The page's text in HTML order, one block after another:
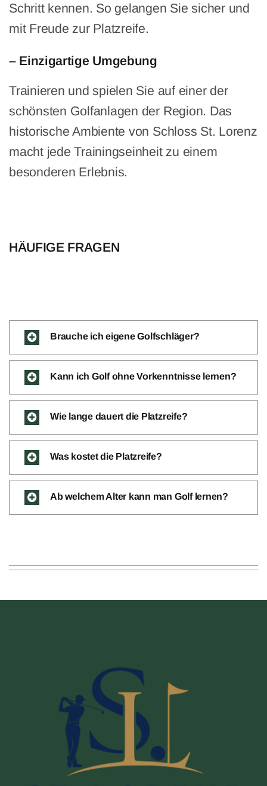
Schritt kennen. So gelangen Sie sicher und
mit Freude zur Platzreife.
– Einzigartige Umgebung
Trainieren und spielen Sie auf einer der
schönsten Golfanlagen der Region. Das
historische Ambiente von Schloss St. Lorenz
macht jede Trainingseinheit zu einem
besonderen Erlebnis.
HÄUFIGE FRAGEN
Brauche ich eigene Golfschläger?
Kann ich Golf ohne Vorkenntnisse lernen?
Wie lange dauert die Platzreife?
Was kostet die Platzreife?
Ab welchem Alter kann man Golf lernen?